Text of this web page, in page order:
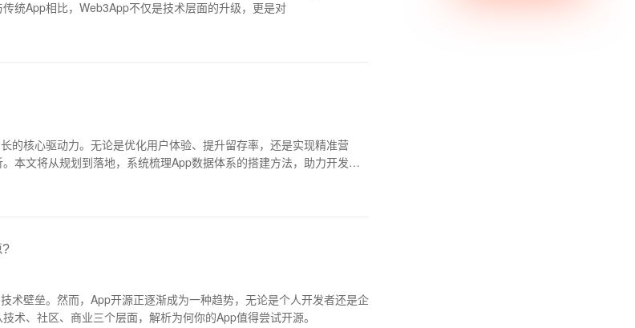
统App相比，Web3App不仅是技术层面的升级，更是对
的核心驱动力。无论是优化用户体验、提升留存率，还是实现精准营
本文将从规划到落地，系统梳理App数据体系的搭建方法，助力开发者
?
术壁垒。然而，App开源正逐渐成为一种趋势，无论是个人开发者还是企
术、社区、商业三个层面，解析为何你的App值得尝试开源。